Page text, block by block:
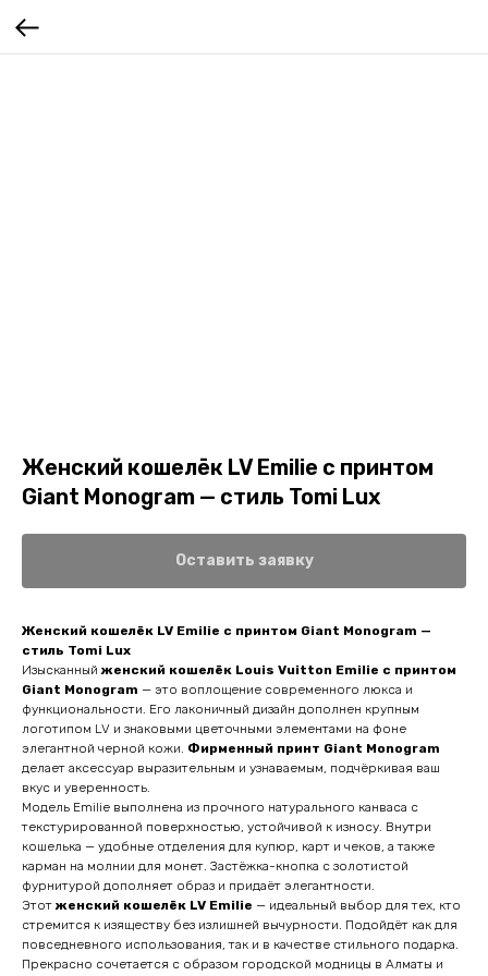
Женский кошелёк LV Emilie с принтом
Giant Monogram — стиль Tomi Lux
Оставить заявку
Женский кошелёк LV Emilie с принтом Giant Monogram —
стиль Tomi Lux
Изысканныйженский кошелёк Louis Vuitton Emilie с принтом
Giant Monogram — это воплощение современного люкса и
функциональности. Его лаконичный дизайн дополнен крупным
логотипом LV и знаковыми цветочными элементами на фоне
элегантной черной кожи. Фирменный принт Giant Monogram
делает аксессуар выразительным и узнаваемым, подчёркивая ваш
вкус и уверенность.
Модель Emilie выполнена из прочного натурального канваса с
текстурированной поверхностью, устойчивой к износу. Внутри
кошелька — удобные отделения для купюр, карт и чеков, а также
карман на молнии для монет. Застёжка-кнопка с золотистой
фурнитурой дополняет образ и придаёт элегантности.
Этотженский кошелёк LV Emilie — идеальный выбор для тех, кто
стремится к изяществу без излишней вычурности. Подойдёт как для
повседневного использования, так и в качестве стильного подарка.
Прекрасно сочетается с образом городской модницы в Алматы и